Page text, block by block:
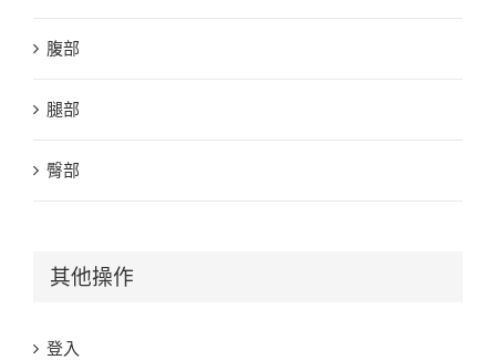
腹部
腿部
臀部
其他操作
登入